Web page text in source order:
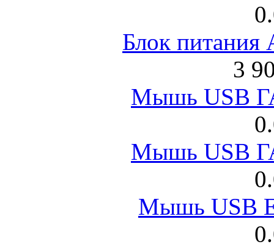
Блок питания
3
Мышь USB
Мышь USB
Мышь USB